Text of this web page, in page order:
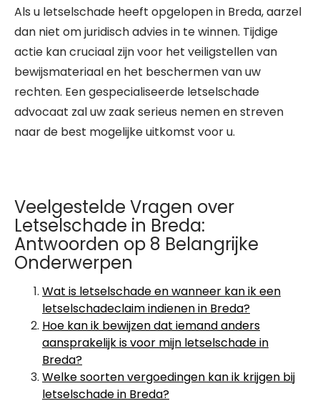
Als u letselschade heeft opgelopen in Breda, aarzel
dan niet om juridisch advies in te winnen. Tijdige
actie kan cruciaal zijn voor het veiligstellen van
bewijsmateriaal en het beschermen van uw
rechten. Een gespecialiseerde letselschade
advocaat zal uw zaak serieus nemen en streven
naar de best mogelijke uitkomst voor u.
Veelgestelde Vragen over
Letselschade in Breda:
Antwoorden op 8 Belangrijke
Onderwerpen
Wat is letselschade en wanneer kan ik een
letselschadeclaim indienen in Breda?
Hoe kan ik bewijzen dat iemand anders
aansprakelijk is voor mijn letselschade in
Breda?
Welke soorten vergoedingen kan ik krijgen bij
letselschade in Breda?